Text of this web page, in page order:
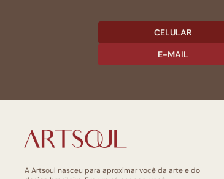
CELULAR
E-MAIL
A Artsoul nasceu para aproximar você da arte e do